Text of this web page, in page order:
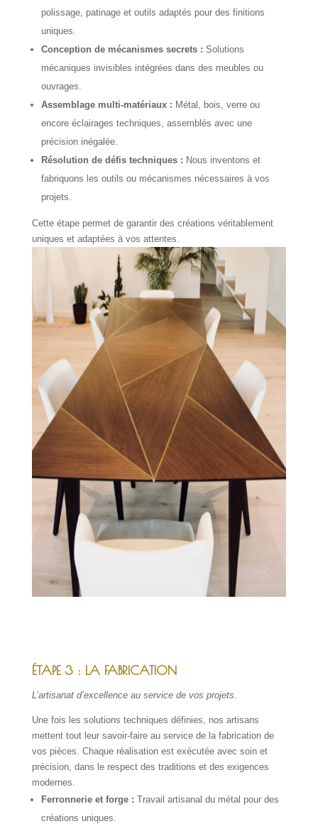
polissage, patinage et outils adaptés pour des finitions
uniques.
Conception de mécanismes secrets : Solutions
mécaniques invisibles intégrées dans des meubles ou
ouvrages.
Assemblage multi-matériaux : Métal, bois, verre ou
encore éclairages techniques, assemblés avec une
précision inégalée.
Résolution de défis techniques : Nous inventons et
fabriquons les outils ou mécanismes nécessaires à vos
projets.
Cette étape permet de garantir des créations véritablement
uniques et adaptées à vos attentes.
ÉTAPE 3 : LA FABRICATION
L’artisanat d’excellence au service de vos projets.
Une fois les solutions techniques définies, nos artisans
mettent tout leur savoir-faire au service de la fabrication de
vos pièces. Chaque réalisation est exécutée avec soin et
précision, dans le respect des traditions et des exigences
modernes.
Ferronnerie et forge : Travail artisanal du métal pour des
créations uniques.